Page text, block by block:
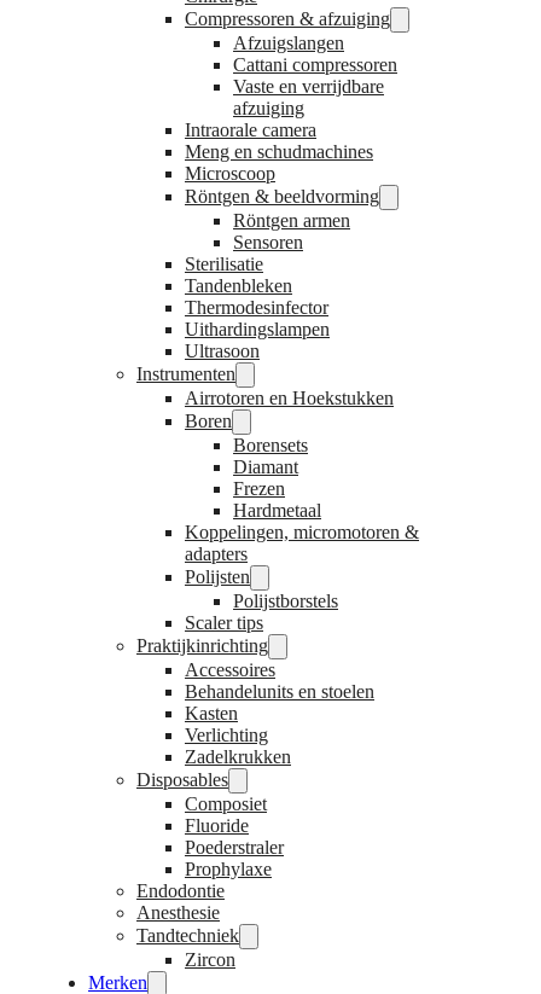
Compressoren & afzuiging
Afzuigslangen
Cattani compressoren
Vaste en verrijdbare
afzuiging
Intraorale camera
Meng en schudmachines
Microscoop
Röntgen & beeldvorming
Röntgen armen
Sensoren
Sterilisatie
Tandenbleken
Thermodesinfector
Uithardingslampen
Ultrasoon
Instrumenten
Airrotoren en Hoekstukken
Boren
Borensets
Diamant
Frezen
Hardmetaal
Koppelingen, micromotoren &
adapters
Polijsten
Polijstborstels
Scaler tips
Praktijkinrichting
Accessoires
Behandelunits en stoelen
Kasten
Verlichting
Zadelkrukken
Disposables
Composiet
Fluoride
Poederstraler
Prophylaxe
Endodontie
Anesthesie
Tandtechniek
Zircon
Merken